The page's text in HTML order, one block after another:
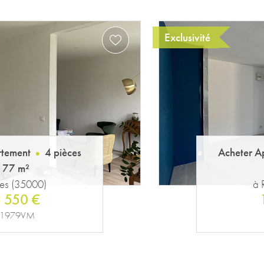
2 pièces
44 m²
(35000)
695 €
Acheter
à